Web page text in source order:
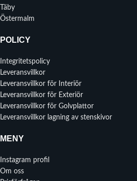
Täby
Östermalm
POLICY
Integritetspolicy
Leveransvillkor
Leveransvillkor för Interiör
Leveransvillkor för Exteriör
Leveransvillkor för Golvplattor
Leveransvillkor lagning av stenskivor
MENY
Instagram profil
Om oss